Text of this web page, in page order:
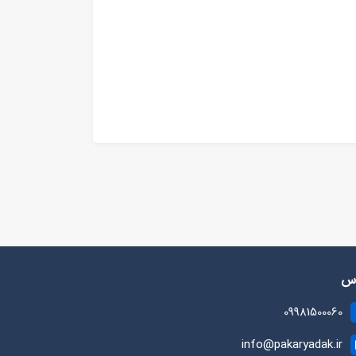
09981500060
info@pakaryadak.ir